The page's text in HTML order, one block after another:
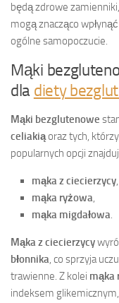
będą zdrowe
mogą znacząco
ogólne samopoczucie.
Mąki
dla diety
Mąki bezglutenowe
celiakiąoraz tych,
popularnych opcji
mąka z ciecierzycy,
mąka ryżowa,
mąka migdałowa.
Mąka z ciecierzycy
błonnika, co sprzyja
trawienne. Z kolei mąka
indeksem